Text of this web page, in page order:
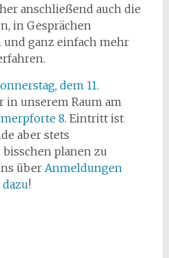
anschließend auch die
in Gesprächen
ganz einfach mehr
dem 11.
in unserem Raum am
8. Eintritt ist
aber stets
planen zu
über Anmeldungen
!